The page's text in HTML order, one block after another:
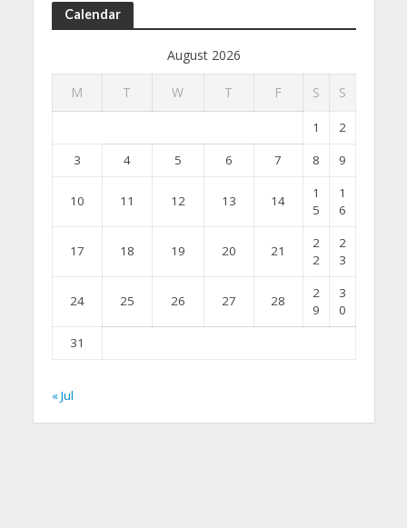
Calendar
August 2026
M T W T F S S
1
2
3
4 5 6 7 8 9
10 11 12 13 14
1
5
1
6
17 18 19 20 21
2
2
2
3
24 25 26 27 28
2
9
3
0
31
« Jul